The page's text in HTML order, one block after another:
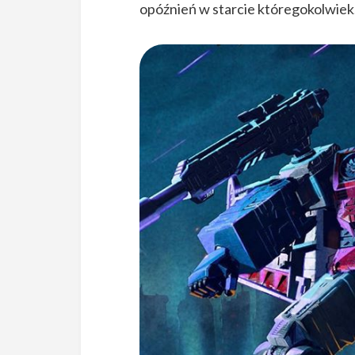
opóźnień w starcie